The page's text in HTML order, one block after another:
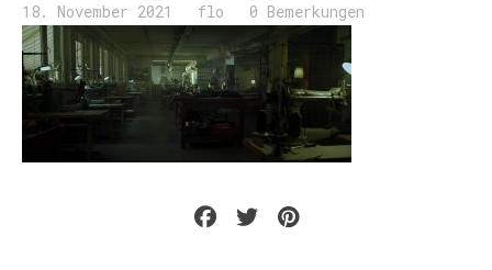
18. November 2021 flo 0 Bemerkungen